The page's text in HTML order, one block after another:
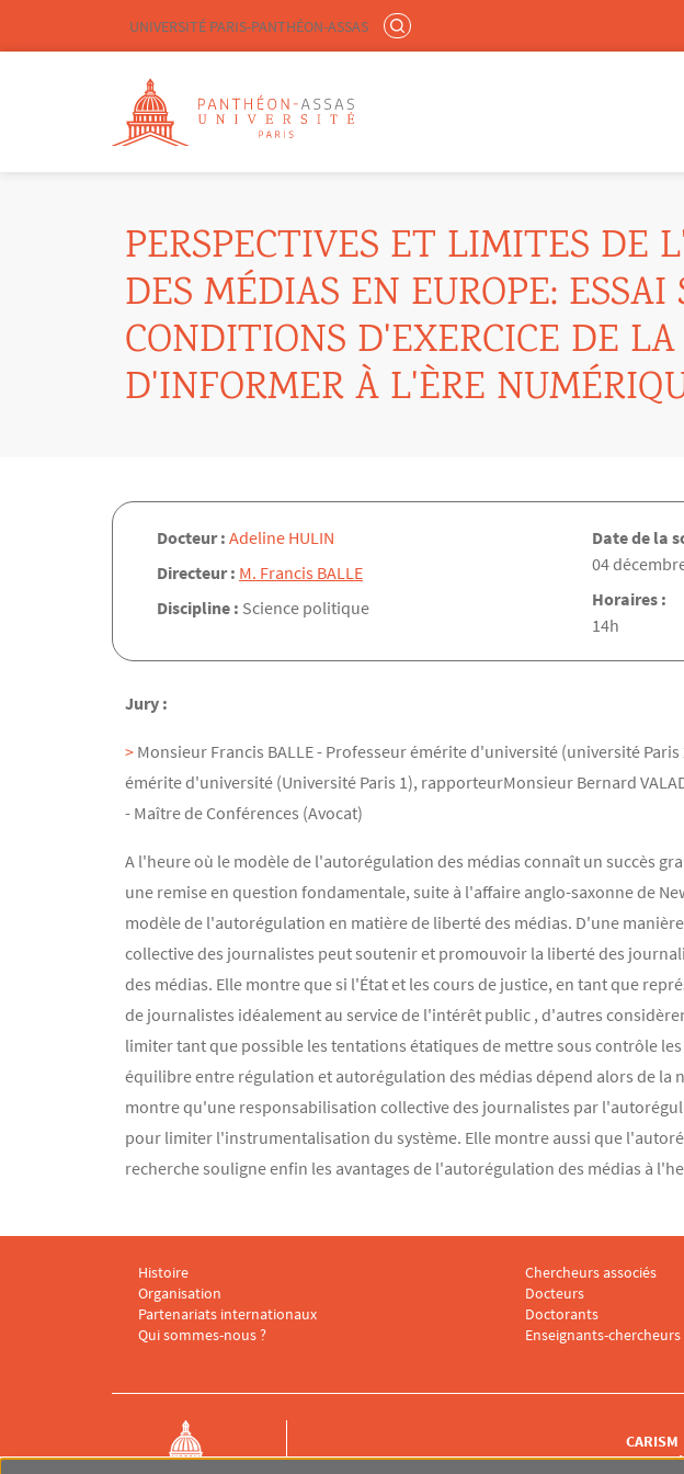
Menu liste site Custom EN
UNIVERSITÉ PARIS-PANTHÉON-ASSAS RECHERCHER
Logo
PERSPECTIVES ET LIMITES DE
DES MÉDIAS EN EUROPE: ESSAI
CONDITIONS D'EXERCICE DE
D'INFORMER À L'ÈRE
Docteur : Adeline HULIN
Directeur : M. Francis BALLE
Discipline : Science politique
Date de la
Date de la
04
Horaires :
14h
Jury :
Monsieur Francis BALLE - Professeur émérite d'université (université
émérite d'université (Université Paris 1), rapporteurMonsieur Bernard
- Maître de Conférences (Avocat)
A l'heure où le modèle de l'autorégulation des médias connaît un succès
une remise en question fondamentale, suite à l'affaire anglo-saxonne de
modèle de l'autorégulation en matière de liberté des médias. D'une
collective des journalistes peut soutenir et promouvoir la liberté des
des médias. Elle montre que si l'État et les cours de justice, en tant que
de journalistes idéalement au service de l'intérêt public , d'autres
limiter tant que possible les tentations étatiques de mettre sous contrôle
équilibre entre régulation et autorégulation des médias dépend alors de
montre qu'une responsabilisation collective des journalistes par
pour limiter l'instrumentalisation du système. Elle montre aussi que
recherche souligne enfin les avantages de l'autorégulation des médias à
Menu footer CARISM 1
Histoire
Organisation
Partenariats internationaux
Qui sommes-nous ?
Menu footer CARISM 2
Chercheurs associés
Docteurs
Doctorants
Enseignants-chercheurs
CARISM
Centre